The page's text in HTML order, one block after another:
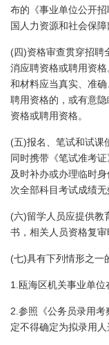
布的《事业单位公开
国人力资源和社会保
(四)资格审查贯穿招聘
消应聘资格或聘用资
和材料应当真实、准
聘用资格的，或有意
资格或聘用资格。
(五)报名、笔试和试课
同时携带《笔试准考
及时补办或办理临时
次全部科目考试成绩无
(六)留学人员应提供教
书，相关人员资格复审
(七)具有下列情形之一
1. 瓯海区机关事业单位
2. 参照《公务员录用
定不得确定为拟录用人